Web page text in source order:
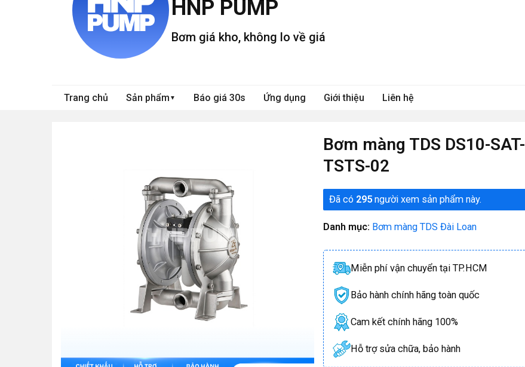
HNP PUMP
Bơm giá kho, không lo về giá
Trang chủ Sản phẩm ▼ Báo giá 30s Ứng dụng Giới thiệu Liên hệ
Bơm màng TDS DS10-SAT-
TSTS-02
Đã có 295người xem sản phẩm này.
Danh mục: Bơm màng TDS Đài Loan
Miễn phí vận chuyển tại TP.HCM
Bảo hành chính hãng toàn quốc
Cam kết chính hãng 100%
Hỗ trợ sửa chữa, bảo hành